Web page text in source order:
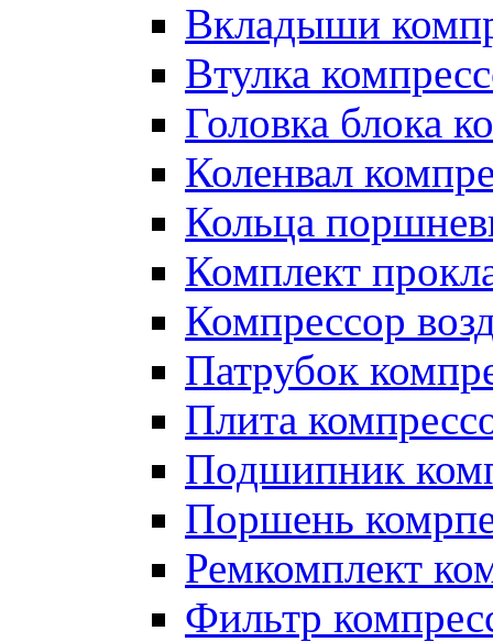
Вкладыши
Втулка
Головка блока
Коленвал
Кольца
Комплект
Компрессор
Патрубок
Плита
Подшипник
Поршень
Ремкомплект
Фильтр